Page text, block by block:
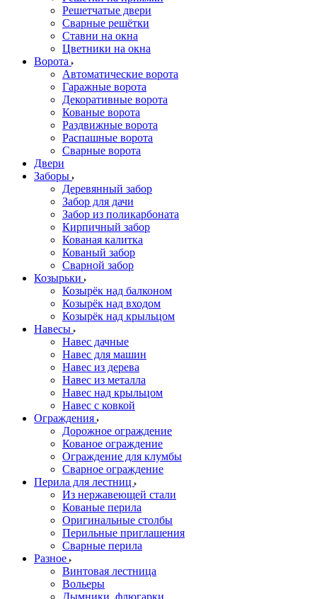
Решетчатые двери
Сварные решётки
Ставни на окна
Цветники на окна
Ворота
Автоматические ворота
Гаражные ворота
Декоративные ворота
Кованые ворота
Раздвижные ворота
Распашные ворота
Сварные ворота
Двери
Заборы
Деревянный забор
Забор для дачи
Забор из поликарбоната
Кирпичный забор
Кованая калитка
Кованый забор
Сварной забор
Козырьки
Козырёк над балконом
Козырёк над входом
Козырёк над крыльцом
Навесы
Навес дачные
Навес для машин
Навес из дерева
Навес из металла
Навес над крыльцом
Навес с ковкой
Ограждения
Дорожное ограждение
Кованое ограждение
Ограждение для клумбы
Сварное ограждение
Перила для лестниц
Из нержавеющей стали
Кованые перила
Оригинальные столбы
Перильные приглашения
Сварные перила
Разное
Винтовая лестница
Вольеры
Дымники, флюгарки